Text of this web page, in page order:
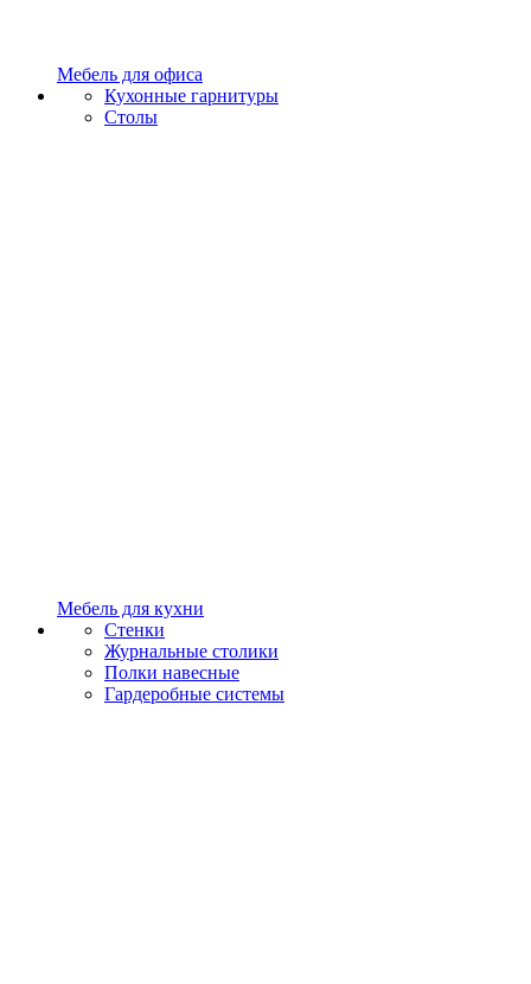
Мебель для офиса
Кухонные гарнитуры
Столы
Мебель для кухни
Стенки
Журнальные столики
Полки навесные
Гардеробные системы